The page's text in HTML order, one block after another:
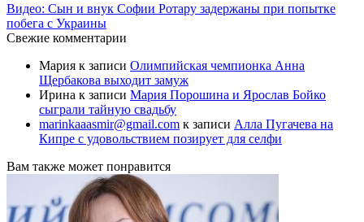
Видео: Сын и внук Софии Ротару задержаны при попытке
побега с Украины
Свежие комментарии
Мария к записи Олимпийская чемпионка Анна
Щербакова выходит замуж
Ирина к записи Мария Порошина и Ярослав Бойко
сыграли тайную свадьбу
marinkaaasmir@gmail.com к записи Алла Пугачева на
Кипре с удовольствием позирует для селфи
Вам также может понравится